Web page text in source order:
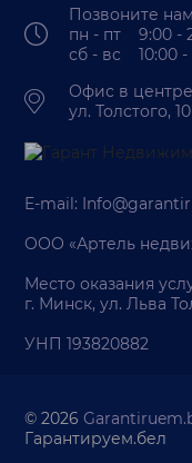
Позвоните
пн - пт 9:00 -
сб - вс 10:00 -
Офис в
ул. Толстого, 10
E-mail:
ООО «Артель
Место оказания
г. Минск, ул. Льва
УНП 193820882
© 2026
Гарантируем.бел